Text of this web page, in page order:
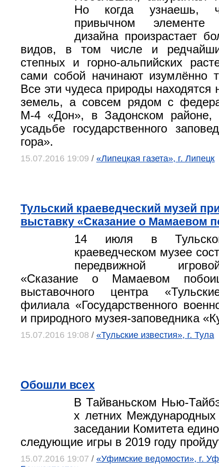
Но когда узнаешь,
привычном элементе
дизайна произрастает
видов, в том числе и
степных и горно-альпийских
сами собой начинают изумлённо
Все эти чудеса природы находятся
земель, а совсем рядом с
М-4 «Дон», в Задонском районе,
усадьбе государственного
гора».
15.07.2016 19:09 / «Липецкая газета», г. Липецк
Тульский краеведческий музей
выставку «Сказание о Мамаевом
14 июля в
краеведческом музее
передвижной
«Сказание о Мамаевом
выставочного центра
филиала «Государственного
и природного музея-заповедника
15.07.2016 19:08 / «Тульские известия», г. Тула
Обошли всех
В Тайваньском Нью-
х летних Международных
заседании Комитета
следующие игры в 2019 году
15.07.2016 19:07 / «Уфимские ведомости», г.